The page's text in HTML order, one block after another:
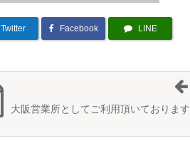
Twitter Facebook LINE
大阪営業所としてご利用頂いております